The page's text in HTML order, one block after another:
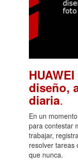
diseño,
diaria.
En un
para contestar
trabajar,
resolver tareas
que nunca.